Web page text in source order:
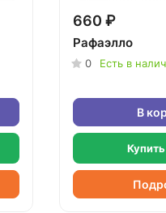
660 ₽
Рафаэлло
0 Есть в
В